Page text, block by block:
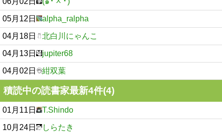
05月12日 alpha_ralpha
04月18日 北白川にゃんこ
04月13日 jupiter68
04月02日 紺双葉
積読中の読書家最新4件(4)
01月11日 T.Shindo
10月24日 しらたき